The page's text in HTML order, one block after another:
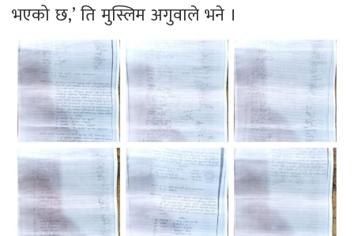
भएको छ,’ ति मुस्लिम अगुवाले भने ।